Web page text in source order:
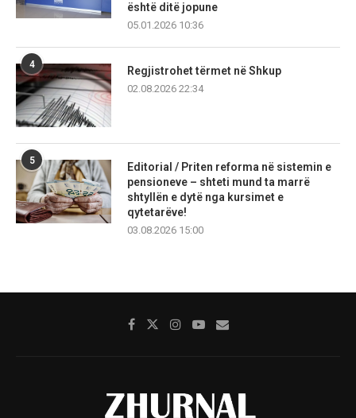
është ditë jopune
05.01.2026 10:36
4
Regjistrohet tërmet në Shkup
02.08.2026 22:34
5
Editorial / Priten reforma në sistemin e
pensioneve – shteti mund ta marrë
shtyllën e dytë nga kursimet e
qytetarëve!
03.08.2026 15:00